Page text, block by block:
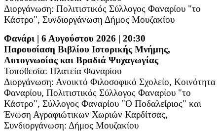
Διοργάνωση: Πολιτιστικός Σύλλογος Φαναρίου "το
Κάστρο", Συνδιοργάνωση Δήμος Μουζακίου
Φανάρι | 6 Αυγούστου 2026 | 20:30
Παρουσίαση Βιβλίου Ιστορικής Μνήμης,
Αυτογνωσίας και Βραδιά Ψυχαγωγίας
Τοποθεσία: Πλατεία Φαναρίου
Διοργάνωση: Ανοικτό Φιλοσοφικό Σχολείο, Κοινότητα
Φαναρίου, Πολιτιστικός Σύλλογος Φαναρίου "το
Κάστρο", Σύλλογος Φαναρίου "Ο Ποδαλείριος" και
Ένωση Αγραφιώτικων Χωριών Καρδίτσας,
Συνδιοργάνωση: Δήμος Μουζακίου